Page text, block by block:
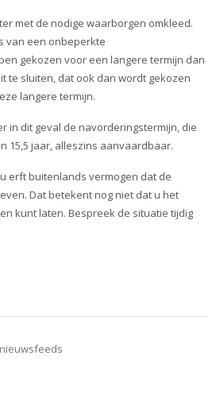
met de nodige waarborgen omkleed.
van een onbeperkte
gekozen voor een langere termijn dan
te sluiten, dat ook dan wordt gekozen
langere termijn.
in dit geval de navorderingstermijn, die
15,5 jaar, alleszins aanvaardbaar.
erft buitenlands vermogen dat de
Dat betekent nog niet dat u het
kunt laten. Bespreek de situatie tijdig